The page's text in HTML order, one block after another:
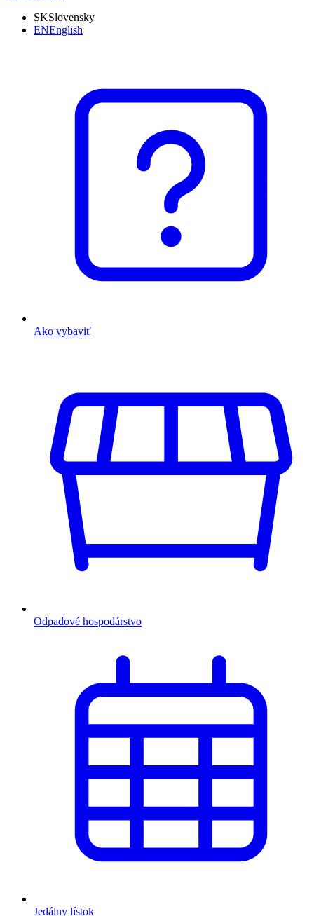
SKSlovensky
ENEnglish
Ako vybaviť
Odpadové hospodárstvo
Jedálny lístok